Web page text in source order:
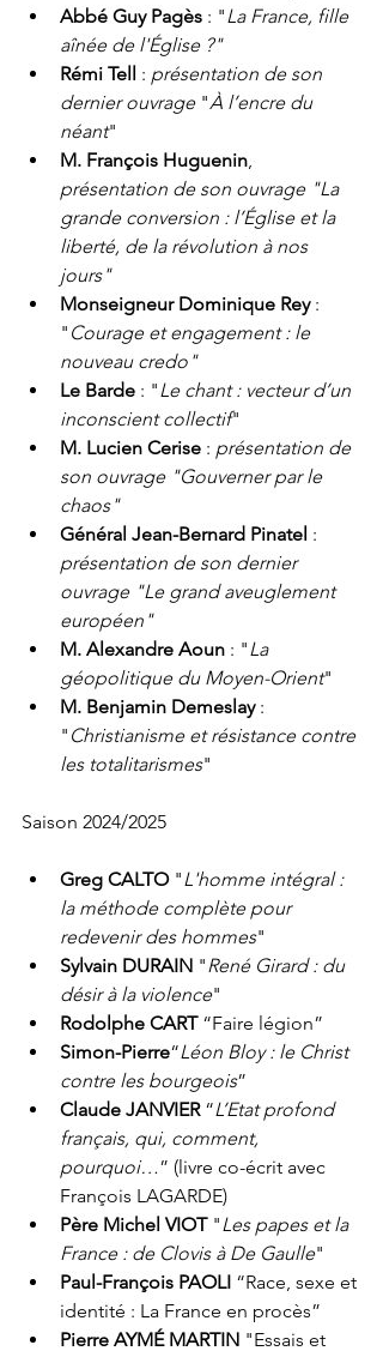
Abbé Guy Pagès : "La France, fille
aînée de l'Église ?"
Rémi Tell : présentation de son
dernier ouvrage "À l’encre du
néant"
M. François Huguenin,
présentation de son ouvrage "La
grande conversion : l’Église et la
liberté, de la révolution à nos
jours"
Monseigneur Dominique Rey :
" Courage et engagement : le
nouveau credo"
Le Barde : "Le chant : vecteur d’un
inconscient collectif"
M. Lucien Cerise : présentation de
son ouvrage "Gouverner par le
chaos"
Général Jean-Bernard Pinatel :
présentation de son dernier
ouvrage "Le grand aveuglement
européen"
M. Alexandre Aoun : "La
géopolitique du Moyen-Orient"
M. Benjamin Demeslay :
" Christianisme et résistance contre
les totalitarismes"
Saison 2024/2025
Greg CALTO "L'homme intégral :
la méthode complète pour
redevenir des hommes"
Sylvain DURAIN "René Girard : du
désir à la violence"
Rodolphe CART “Faire légion”
Simon-Pierre“Léon Bloy : le Christ
contre les bourgeois”
Claude JANVIER “L’Etat profond
français, qui, comment,
pourquoi…” (livre co-écrit avec
François LAGARDE)
Père Michel VIOT "Les papes et la
France : de Clovis à De Gaulle"
Paul-François PAOLI “Race, sexe et
identité : La France en procès”
Pierre AYMÉ MARTIN "Essais et